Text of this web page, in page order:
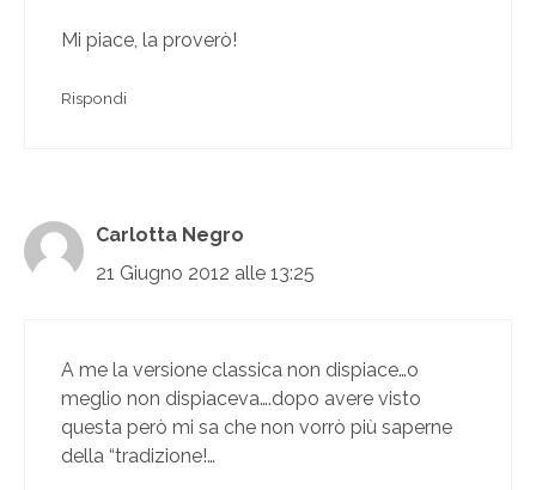
Mi piace, la proverò!
Rispondi
Carlotta Negro
21 Giugno 2012 alle 13:25
A me la versione classica non dispiace…o
meglio non dispiaceva….dopo avere visto
questa però mi sa che non vorrò più saperne
della “tradizione!…